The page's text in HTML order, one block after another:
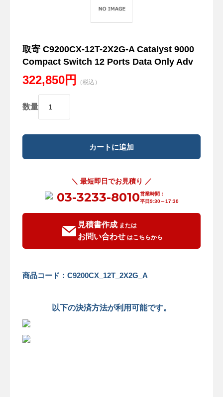
取寄 C9200CX-12T-2X2G-A Catalyst 9000
Compact Switch 12 Ports Data Only Adv
322,850円 （税込）
数量
＼ 最短即日でお見積り ／
03-3233-8010営業時間：
平日9:30～17:30
見積書作成または
お問い合わせはこちらから
商品コード：C9200CX_12T_2X2G_A
以下の決済方法が利用可能です。